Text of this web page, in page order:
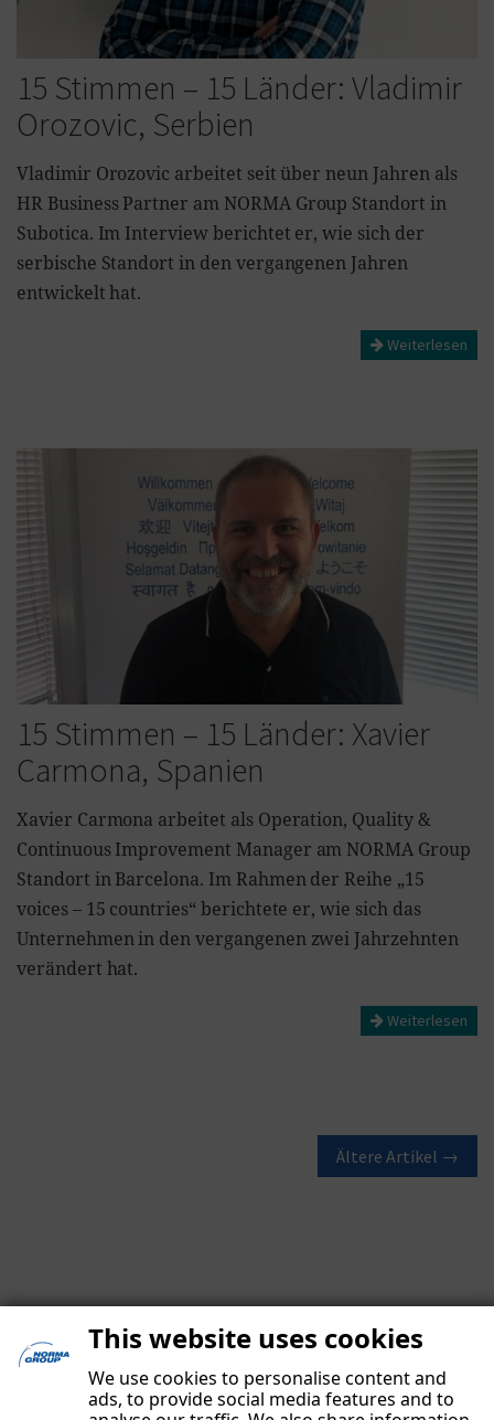
This website uses cookies
We use cookies to personalise content and
ads, to provide social media features and to
15 Stimmen – 15 Länder: Vladimir
Orozovic, Serbien
Vladimir Orozovic arbeitet seit über neun Jahren als
HR Business Partner am NORMA Group Standort in
Subotica. Im Interview berichtet er, wie sich der
serbische Standort in den vergangenen Jahren
entwickelt hat.
Weiterlesen
15 Stimmen – 15 Länder: Xavier
Carmona, Spanien
Xavier Carmona arbeitet als Operation, Quality &
Continuous Improvement Manager am NORMA Group
Standort in Barcelona. Im Rahmen der Reihe „15
voices – 15 countries“ berichtete er, wie sich das
Unternehmen in den vergangenen zwei Jahrzehnten
verändert hat.
Weiterlesen
Ältere Artikel →